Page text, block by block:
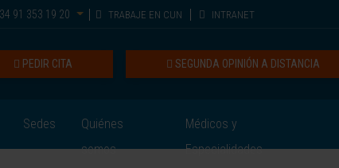
91 353 19 20 TRABAJE EN CUN INTRANET
SEGUNDA OPINIÓN A DISTANCIA
PEDIR CITA
Sedes
Quiénes
somos
Médicos y
Especialidades